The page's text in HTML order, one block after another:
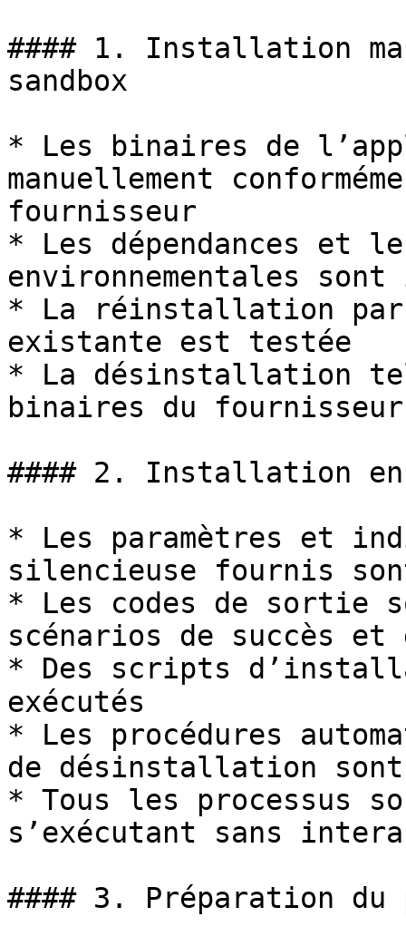
#### 1. Installation
sandbox
* Les binaires de
manuellement
fournisseur
* Les dépendances et
environnementales
* La réinstallation
existante est testée
* La désinstallation
binaires du
#### 2. Installation en
* Les paramètres et
silencieuse fournis
* Les codes de sortie
scénarios de succès et
* Des scripts
exécutés
* Les procédures
de désinstallation
* Tous les processus
s’exécutant sans
#### 3. Préparation du